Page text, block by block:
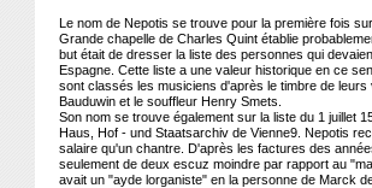
Le nom de Nepotis se trouve pour la première fois
Grande chapelle de Charles Quint établie
but était de dresser la liste des personnes qui
Espagne. Cette liste a une valeur historique en ce
sont classés les musiciens d'après le timbre de
Bauduwin et le souffleur Henry Smets.
Son nom se trouve également sur la liste du 1 juillet
Haus, Hof - und Staatsarchiv de Vienne9. Nepotis
salaire qu'un chantre. D'après les factures des
seulement de deux escuz moindre par rapport au
avait un "ayde lorganiste" en la personne de Marck